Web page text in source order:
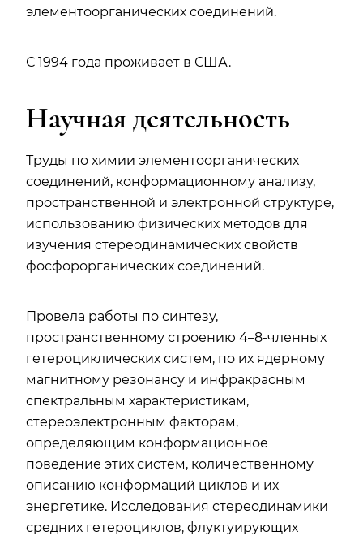
элементоорганических соединений.
С 1994 года проживает в США.
Научная деятельность
Труды по химии элементоорганических
соединений, конформационному анализу,
пространственной и электронной структуре,
использованию физических методов для
изучения стереодинамических свойств
фосфорорганических соединений.
Провела работы по синтезу,
пространственному строению 4–8-членных
гетероциклических систем, по их ядерному
магнитному резонансу и инфракрасным
спектральным характеристикам,
стереоэлектронным факторам,
определяющим конформационное
поведение этих систем, количественному
описанию конформаций циклов и их
энергетике. Исследования стереодинамики
средних гетероциклов, флуктуирующих